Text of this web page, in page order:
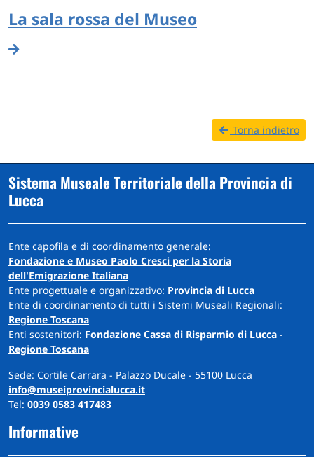
La sala rossa del Museo
Torna indietro
Sistema Museale Territoriale della Provincia di
Lucca
Ente capofila e di coordinamento generale:
Fondazione e Museo Paolo Cresci per la Storia
dell'Emigrazione Italiana
Ente progettuale e organizzativo: Provincia di Lucca
Ente di coordinamento di tutti i Sistemi Museali Regionali:
Regione Toscana
Enti sostenitori: Fondazione Cassa di Risparmio di Lucca -
Regione Toscana
Sede: Cortile Carrara - Palazzo Ducale - 55100 Lucca
info@museiprovincialucca.it
Tel: 0039 0583 417483
Informative